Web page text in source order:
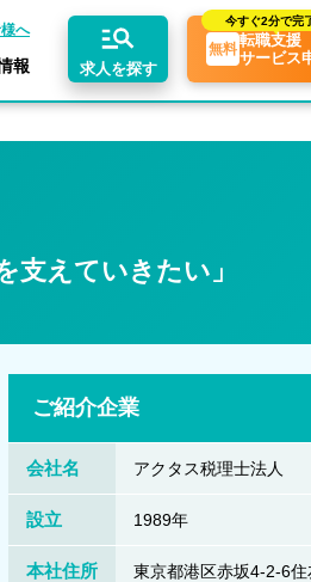
へ
求人を探す
今すぐ2分で完
無料転職支援
サービス
ご紹介求人例
報
支えていきたい」
ご紹介企業
会社名 アクタス税理士法人
設立 1989年
本社住所
東京都港区赤坂4-2-6住